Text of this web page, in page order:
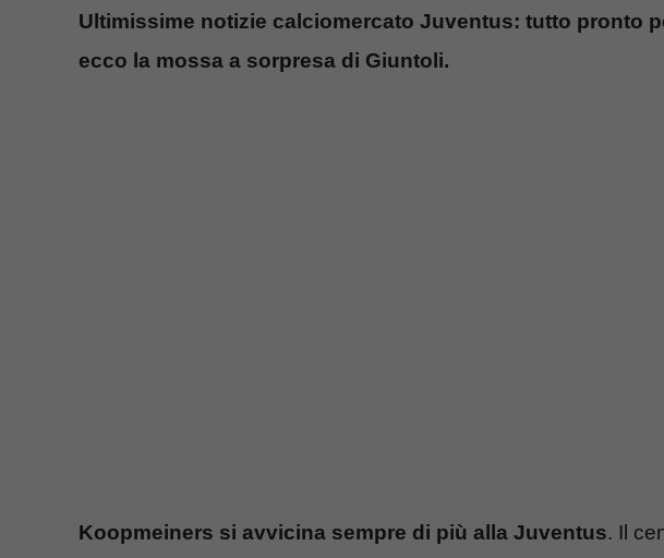
Ultimissime notizie calciomercato Juventus: tutto pronto
ecco la mossa a sorpresa di Giuntoli.
Koopmeiners si avvicina sempre di più alla Juventus. Il